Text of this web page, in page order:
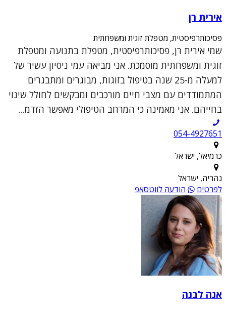
אירית רן
פסיכותרפיסטית, מטפלת זוגית ומשפחתית
שמי אירית רן, פסיכותרפיסטית, מטפלת בתנועה ומטפלת
זוגית ומשפחתית מוסמכת. אני מביאה עמי ניסיון עשיר של
למעלה מ-25 שנה בטיפול בזוגות, מבוגרים ומתבגרים
המתמודדים עם מצבי חיים מורכבים ומבקשים לחולל שינוי
בחייהם. אני מאמינה כי המרחב הטיפולי מאפשר הזדמ...
054-4927651
כרמיאל, ישראל
נהריה, ישראל
לפרטים
הודעה לווטסאפ
אנה לבנה